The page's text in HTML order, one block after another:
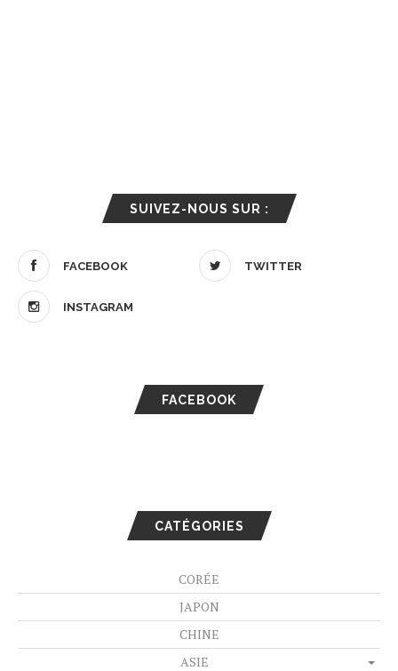
SUIVEZ-NOUS SUR :
FACEBOOK TWITTER
INSTAGRAM
FACEBOOK
CATÉGORIES
CORÉE
JAPON
CHINE
ASIE